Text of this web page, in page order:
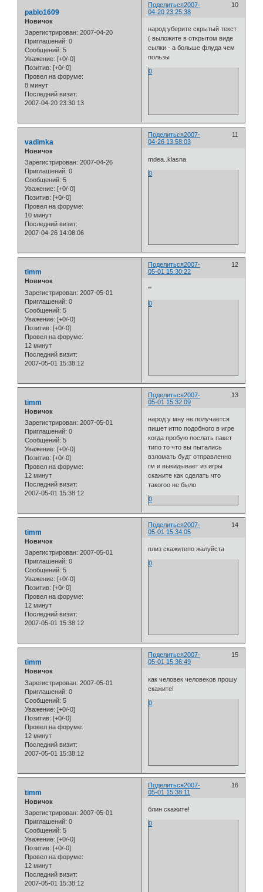
Поделиться 10
2007-
04-20 23:25:38
pablo1609
Новичок
Зарегистрирован: 2007-04-20
Приглашений: 0
Сообщений: 5
Уважение: [+0/-0]
Позитив: [+0/-0]
Провел на форуме:
8 минут
Последний визит:
2007-04-20 23:30:13
народ уберите скрытый текст
( выложите в открытом виде
сылки - а больше флуда чем
пользы
0
Поделиться 11
2007-
04-26 13:58:03
vadimka
Новичок
Зарегистрирован: 2007-04-26
Приглашений: 0
Сообщений: 5
Уважение: [+0/-0]
Позитив: [+0/-0]
Провел на форуме:
10 минут
Последний визит:
2007-04-26 14:08:06
mdea..klasna
0
Поделиться 12
2007-
05-01 15:30:22
timm
Новичок
Зарегистрирован: 2007-05-01
Приглашений: 0
Сообщений: 5
Уважение: [+0/-0]
Позитив: [+0/-0]
Провел на форуме:
12 минут
Последний визит:
2007-05-01 15:38:12
'''
0
Поделиться 13
2007-
05-01 15:32:09
timm
Новичок
Зарегистрирован: 2007-05-01
Приглашений: 0
Сообщений: 5
Уважение: [+0/-0]
Позитив: [+0/-0]
Провел на форуме:
12 минут
Последний визит:
2007-05-01 15:38:12
народ у мну не получается
пишет итпо подобного в игре
когда пробую послать пакет
типо то что вы пытались
взломать будт отправленно
гм и выкидывает из игры
скажите как сделать что
такогоо не было
0
Поделиться 14
2007-
05-01 15:34:05
timm
Новичок
Зарегистрирован: 2007-05-01
Приглашений: 0
Сообщений: 5
Уважение: [+0/-0]
Позитив: [+0/-0]
Провел на форуме:
12 минут
Последний визит:
2007-05-01 15:38:12
плиз скажитепо жалуйста
0
Поделиться 15
2007-
05-01 15:36:49
timm
Новичок
Зарегистрирован: 2007-05-01
Приглашений: 0
Сообщений: 5
Уважение: [+0/-0]
Позитив: [+0/-0]
Провел на форуме:
12 минут
Последний визит:
2007-05-01 15:38:12
как человек человеков прошу
скажите!
0
Поделиться 16
2007-
05-01 15:38:11
timm
Новичок
Зарегистрирован: 2007-05-01
Приглашений: 0
Сообщений: 5
Уважение: [+0/-0]
Позитив: [+0/-0]
Провел на форуме:
12 минут
Последний визит:
2007-05-01 15:38:12
блин скажите!
0